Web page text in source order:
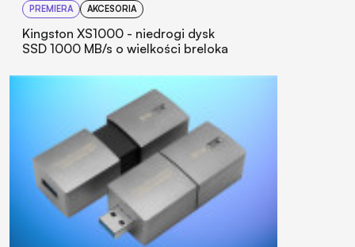
PREMIERA AKCESORIA
Kingston XS1000 - niedrogi dysk
SSD 1000 MB/s o wielkości breloka